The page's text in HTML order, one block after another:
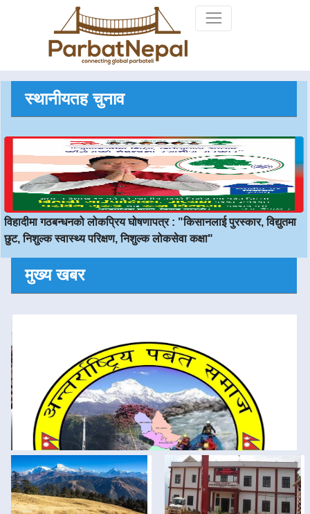
स्थानीयतह चुनाव
विहादीमा गठबन्धनको लोकप्रिय घोषणापत्र : "किसानलाई पुरस्कार, विद्युतमा
छुट, निशुल्क स्वास्थ्य परिक्षण, निशुल्क लोकसेवा कक्षा"
मुख्य खबर
Previous Next